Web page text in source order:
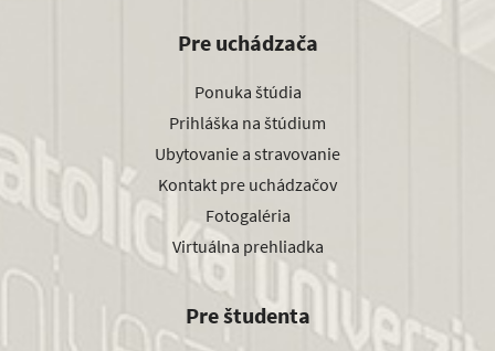
Pre uchádzača
Ponuka štúdia
Prihláška na štúdium
Ubytovanie a stravovanie
Kontakt pre uchádzačov
Fotogaléria
Virtuálna prehliadka
Pre študenta